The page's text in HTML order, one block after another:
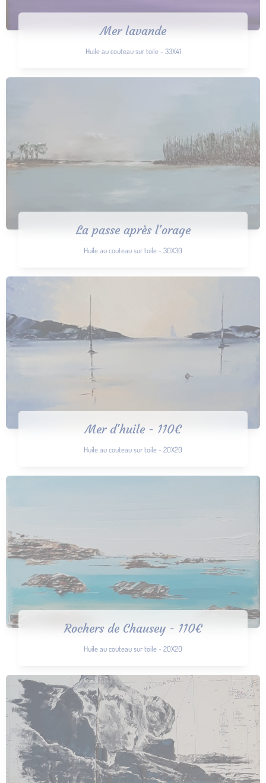
Mer lavande
Huile au couteau sur toile - 33X41
La passe après l'orage
Huile au couteau sur toile - 30X30
Mer d'huile - 110€
Huile au couteau sur toile - 20X20
Rochers de Chausey - 110€
Huile au couteau sur toile - 20X20